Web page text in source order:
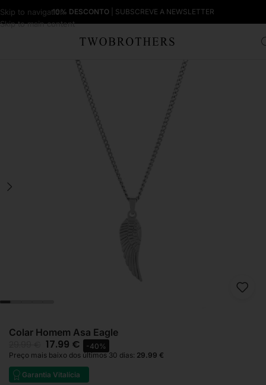
Skip to navigation
Skip to main content
10% DESCONTO| SUBSCREVE A NEWSLETTER
Colares Homem
Colar Homem Asa Eagle
17.99 €
-40%
Preço mais baixo dos últimos 30 dias: 29.99 €
Garantia Vitalícia